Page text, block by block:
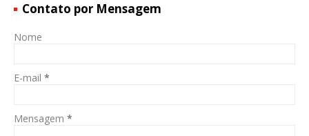
Contato por Mensagem
Nome
E-mail *
Mensagem *